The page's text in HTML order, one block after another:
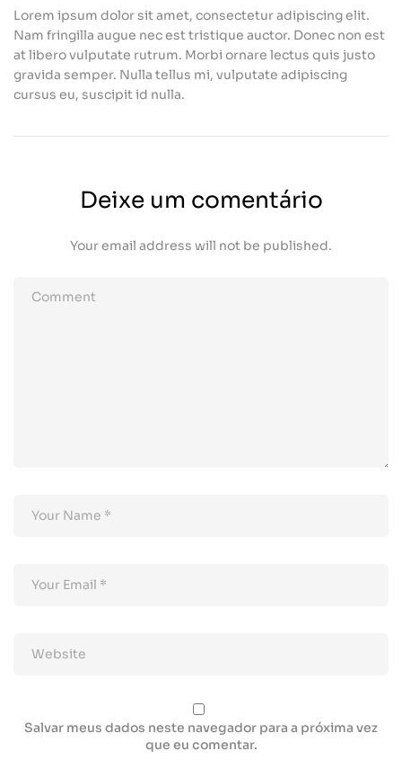
Lorem ipsum dolor sit amet, consectetur adipiscing elit.
Nam fringilla augue nec est tristique auctor. Donec non est
at libero vulputate rutrum. Morbi ornare lectus quis justo
gravida semper. Nulla tellus mi, vulputate adipiscing
cursus eu, suscipit id nulla.
Deixe um comentário
Your email address will not be published.
Salvar meus dados neste navegador para a próxima vez
que eu comentar.